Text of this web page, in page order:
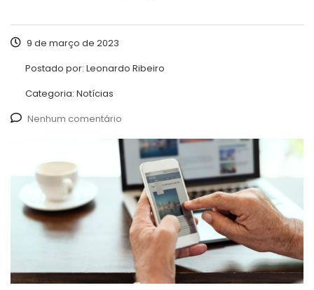
9 de março de 2023
Postado por: Leonardo Ribeiro
Categoria: Notícias
Nenhum comentário